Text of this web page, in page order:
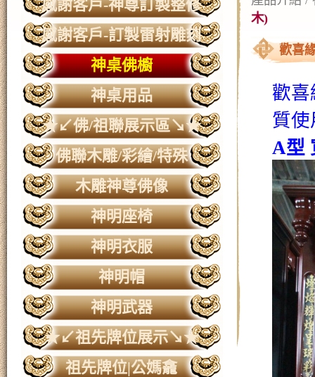
感謝客戶-神尊訂製整修
感謝客戶-訂製雷射雕刻
神桌佛櫥
神桌用品
★↙佛/祖聯展示區↘★
佛聯木雕/彩繪/特殊
木雕神尊佛像
神明座椅
神明衣服
神明帽
神明武器
★↙祖先牌位展示↘★
祖先牌位|公媽龕
木)
歡喜
歡喜
質使
A型